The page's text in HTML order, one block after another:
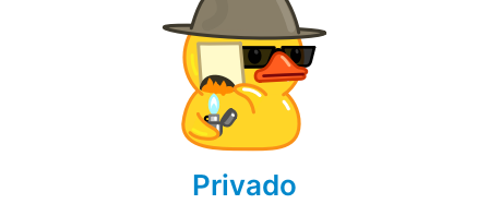
Privado